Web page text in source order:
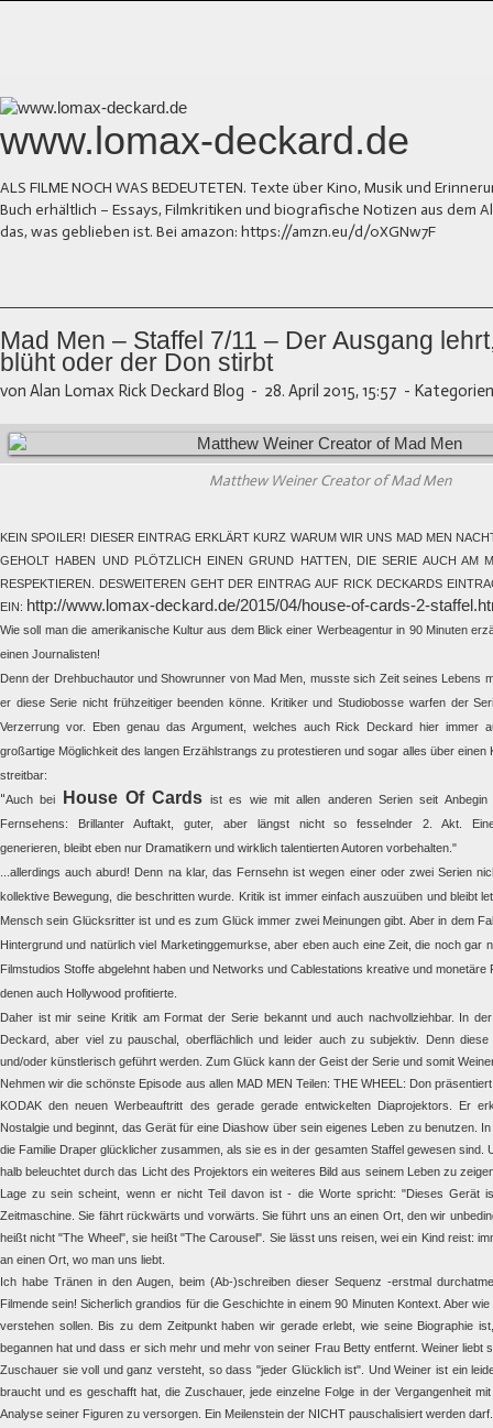
www.lomax-deckard.de
ALS FILME NOCH WAS BEDEUTETEN. Texte über Kino, Musik und
Buch erhältlich – Essays, Filmkritiken und biografische Notizen aus dem
das, was geblieben ist. Bei amazon: https://amzn.eu/d/0XGNw7F
Mad Men – Staffel 7/11 – Der Ausgang
blüht oder der Don stirbt
von Alan Lomax Rick Deckard Blog - 28. April 2015, 15:57 -
Matthew Weiner Creator of Mad Men
KEIN SPOILER! DIESER EINTRAG ERKLÄRT KURZ WARUM WIR UNS MAD MEN
GEHOLT HABEN UND PLÖTZLICH EINEN GRUND HATTEN, DIE SERIE AUCH AM
RESPEKTIEREN. DESWEITEREN GEHT DER EINTRAG AUF RICK DECKARDS
EIN: http://www.lomax-deckard.de/2015/04/house-of-cards-2-
Wie soll man die amerikanische Kultur aus dem Blick einer Werbeagentur in 90 Minuten
einen Journalisten!
Denn der Drehbuchautor und Showrunner von Mad Men, musste sich Zeit seines Lebens
er diese Serie nicht frühzeitiger beenden könne. Kritiker und Studiobosse warfen der
Verzerrung vor. Eben genau das Argument, welches auch Rick Deckard hier immer
großartige Möglichkeit des langen Erzählstrangs zu protestieren und sogar alles über einen
streitbar:
"Auch bei House Of Cards ist es wie mit allen anderen Serien seit Anbegin
Fernsehens: Brillanter Auftakt, guter, aber längst nicht so fesselnder 2. Akt.
generieren, bleibt eben nur Dramatikern und wirklich talentierten Autoren vorbehalten."
...allerdings auch aburd! Denn na klar, das Fernsehn ist wegen einer oder zwei Serien
kollektive Bewegung, die beschritten wurde. Kritik ist immer einfach auszuüben und bleibt
Mensch sein Glücksritter ist und es zum Glück immer zwei Meinungen gibt. Aber in dem
Hintergrund und natürlich viel Marketinggemurkse, aber eben auch eine Zeit, die noch gar
Filmstudios Stoffe abgelehnt haben und Networks und Cablestations kreative und monetäre
denen auch Hollywood profitierte.
Daher ist mir seine Kritik am Format der Serie bekannt und auch nachvollziehbar. In
Deckard, aber viel zu pauschal, oberflächlich und leider auch zu subjektiv. Denn
und/oder künstlerisch geführt werden. Zum Glück kann der Geist der Serie und somit
Nehmen wir die schönste Episode aus allen MAD MEN Teilen: THE WHEEL: Don
KODAK den neuen Werbeauftritt des gerade gerade entwickelten Diaprojektors. Er
Nostalgie und beginnt, das Gerät für eine Diashow über sein eigenes Leben zu benutzen.
die Familie Draper glücklicher zusammen, als sie es in der gesamten Staffel gewesen sind.
halb beleuchtet durch das Licht des Projektors ein weiteres Bild aus seinem Leben zu
Lage zu sein scheint, wenn er nicht Teil davon ist - die Worte spricht: "Dieses Gerät
Zeitmaschine. Sie fährt rückwärts und vorwärts. Sie führt uns an einen Ort, den wir
heißt nicht "The Wheel", sie heißt "The Carousel". Sie lässt uns reisen, wei ein Kind reist:
an einen Ort, wo man uns liebt.
Ich habe Tränen in den Augen, beim (Ab-)schreiben dieser Sequenz -erstmal
Filmende sein! Sicherlich grandios für die Geschichte in einem 90 Minuten Kontext. Aber
verstehen sollen. Bis zu dem Zeitpunkt haben wir gerade erlebt, wie seine Biographie
begannen hat und dass er sich mehr und mehr von seiner Frau Betty entfernt. Weiner liebt
Zuschauer sie voll und ganz versteht, so dass "jeder Glücklich ist". Und Weiner ist ein
braucht und es geschafft hat, die Zuschauer, jede einzelne Folge in der Vergangenheit
Analyse seiner Figuren zu versorgen. Ein Meilenstein der NICHT pauschalisiert werden darf.